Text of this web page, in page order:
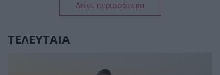
Δείτε περισσότερα
ΤΕΛΕΥΤΑΙΑ